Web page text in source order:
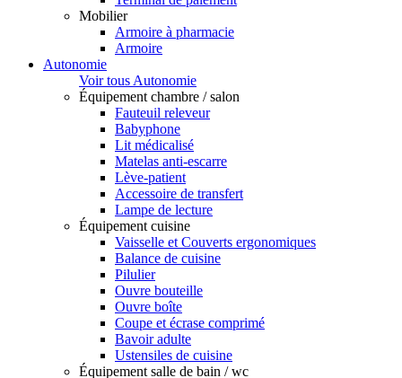
Mobilier
Armoire à pharmacie
Armoire
Autonomie
Voir tous Autonomie
Équipement chambre / salon
Fauteuil releveur
Babyphone
Lit médicalisé
Matelas anti-escarre
Lève-patient
Accessoire de transfert
Lampe de lecture
Équipement cuisine
Vaisselle et Couverts ergonomiques
Balance de cuisine
Pilulier
Ouvre bouteille
Ouvre boîte
Coupe et écrase comprimé
Bavoir adulte
Ustensiles de cuisine
Équipement salle de bain / wc